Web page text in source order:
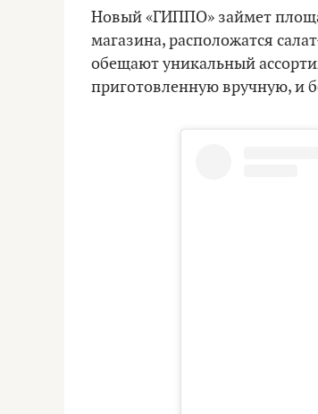
Новый «ГИППО» займет
магазина, расположатся
обещают уникальный
приготовленную вручную, и